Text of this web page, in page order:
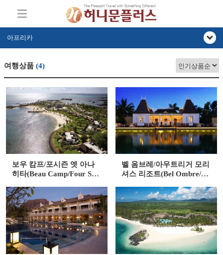
아프리카
여행상품 (4)
보우 캄프/포시즌 엣 아나
히타(Beau Camp/Four Sea
벨 옴브레/아우트리거 모리
셔스 리조트(Bel Ombre/Ou
sort)